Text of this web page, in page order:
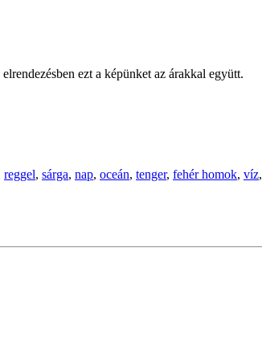
ezt a képünket az árakkal együtt.
reggel, sárga, nap, oceán, tenger, fehér homok, víz,